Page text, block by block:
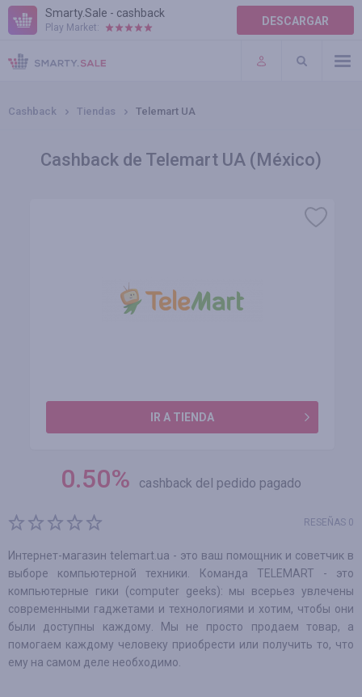
Smarty.Sale - cashback
Play Market: DESCARGAR
AYUDA
TÉRMINOS DE USO
Cashback Tiendas Telemart UA
Cashback de Telemart UA (México)
IR A TIENDA
0.50% cashback del pedido pagado
RESEÑAS 0
Интернет-магазин telemart.ua - это ваш помощник и советчик в
выборе компьютерной техники. Команда TELEMART - это
компьютерные гики (computer geeks): мы всерьез увлечены
современными гаджетами и технологиями и хотим, чтобы они
были доступны каждому. Мы не просто продаем товар, а
помогаем каждому человеку приобрести или получить то, что
ему на самом деле необходимо.